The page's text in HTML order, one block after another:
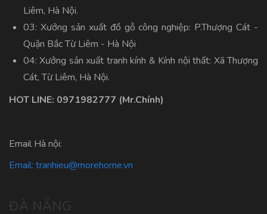
Liêm, Hà Nội.
03: Xưởng sản xuất đồ gỗ công nghiệp: P.Thượng Cát -
Quận Bắc Từ Liêm - Hà Nội
04: Xưởng sản xuất tranh kính & Kính nội thất: Xã Thượng
Cát, Từ Liêm, Hà Nội.
HOT LINE: 0971982777 (Mr.Chính)
Email Hà nội:
Email: tranhieu@morehome.vn